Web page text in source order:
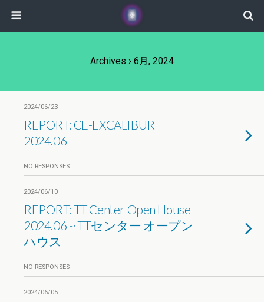
Archives › 6月, 2024
2024/06/23
REPORT: CE-EXCALIBUR
2024.06
NO RESPONSES
2024/06/10
REPORT: TT Center Open House
2024.06 ~ TTセンター オープン
ハウス
NO RESPONSES
2024/06/05